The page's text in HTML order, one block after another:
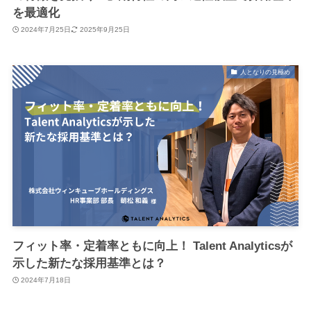
を最適化
2024年7月25日 2025年9月25日
人となりの見極め
フィット率・定着率ともに向上！ Talent Analyticsが
示した新たな採用基準とは？
2024年7月18日